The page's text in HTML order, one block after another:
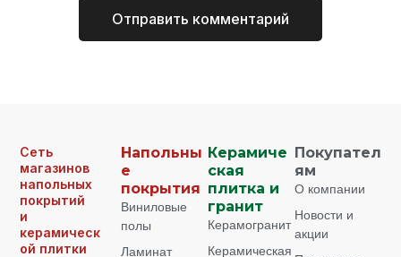
Сеть
магазинов
напольных
покрытий
и
керамическ
ой плитки
Напольны
е
покрытия
Виниловые
полы
Ламинат
Керамиче
ская
плитка и
гранит
Керамогранит
Керамическая
Покупател
ям
О компании
Новости и
акции